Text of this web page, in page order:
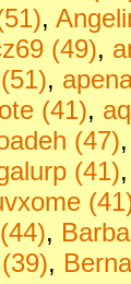
,
(49),
,
(41),
(47),
(41),
,
,